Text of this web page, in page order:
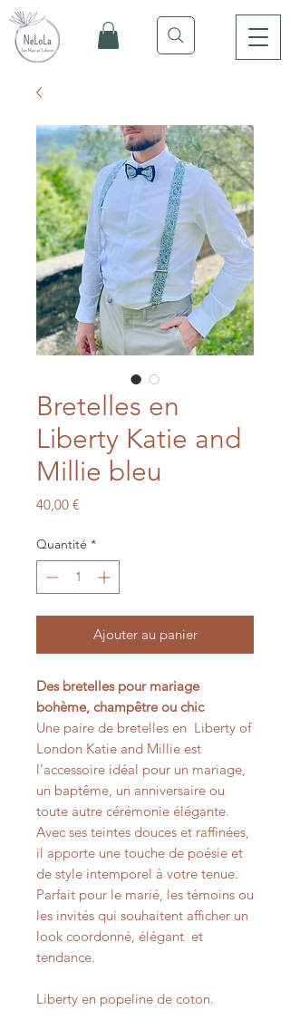
Bretelles en
Liberty Katie and
Millie bleu
40,00 €Prix
Quantité *
Ajouter au panier
Des bretelles pour mariage
bohème, champêtre ou chic
Une paire de bretelles en Liberty of
London Katie and Millie est
l’accessoire idéal pour un mariage,
un baptême, un anniversaire ou
toute autre cérémonie élégante.
Avec ses teintes douces et raffinées,
il apporte une touche de poésie et
de style intemporel à votre tenue.
Parfait pour le marié, les témoins ou
les invités qui souhaitent afficher un
look coordonné, élégant et
tendance.
Liberty en popeline de coton.